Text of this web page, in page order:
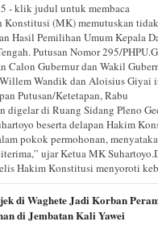
- klik judul untuk membaca
Konstitusi (MK) memutuskan
Hasil Pemilihan Umum Kepala
Putusan Nomor 295/
Calon Gubernur dan Wakil
Wandik dan Aloisius Giyai
Putusan/Ketetapan, Rabu
digelar di Ruang Sidang Pleno
beserta delapan Hakim
pokok permohonan,
ujar Ketua MK
Hakim Konstitusi menyoroti
di Waghete Jadi Korban
di Jembatan Kali Yawei